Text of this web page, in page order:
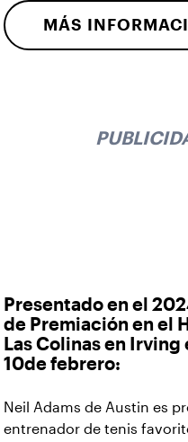
MÁS
Presentado en el
de Premiación en el
Las Colinas en Irving
10de febrero:
Neil Adams de Austin es
entrenador de tenis